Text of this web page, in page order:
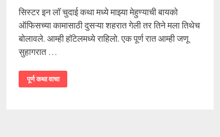
सिस्टर इन लॉ चुदाई कथा मध्ये माझ्या मेहुण्याची बायको
ऑफिसच्या कामासाठी दुसऱ्या शहरात गेली तर तिने मला तिथेच
बोलावले. आम्ही हॉटेलमध्ये राहिलो. एक पूर्ण रात आम्ही जणू
सुहागरात …
मेहुणीबरोबरची
एक
रात
पूर्ण कथा वाचा